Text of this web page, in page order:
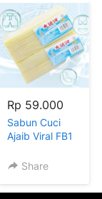
Rp 59.000
Sabun Cuci
Ajaib Viral FB1
Share